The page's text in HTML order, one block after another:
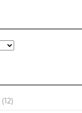
(12)